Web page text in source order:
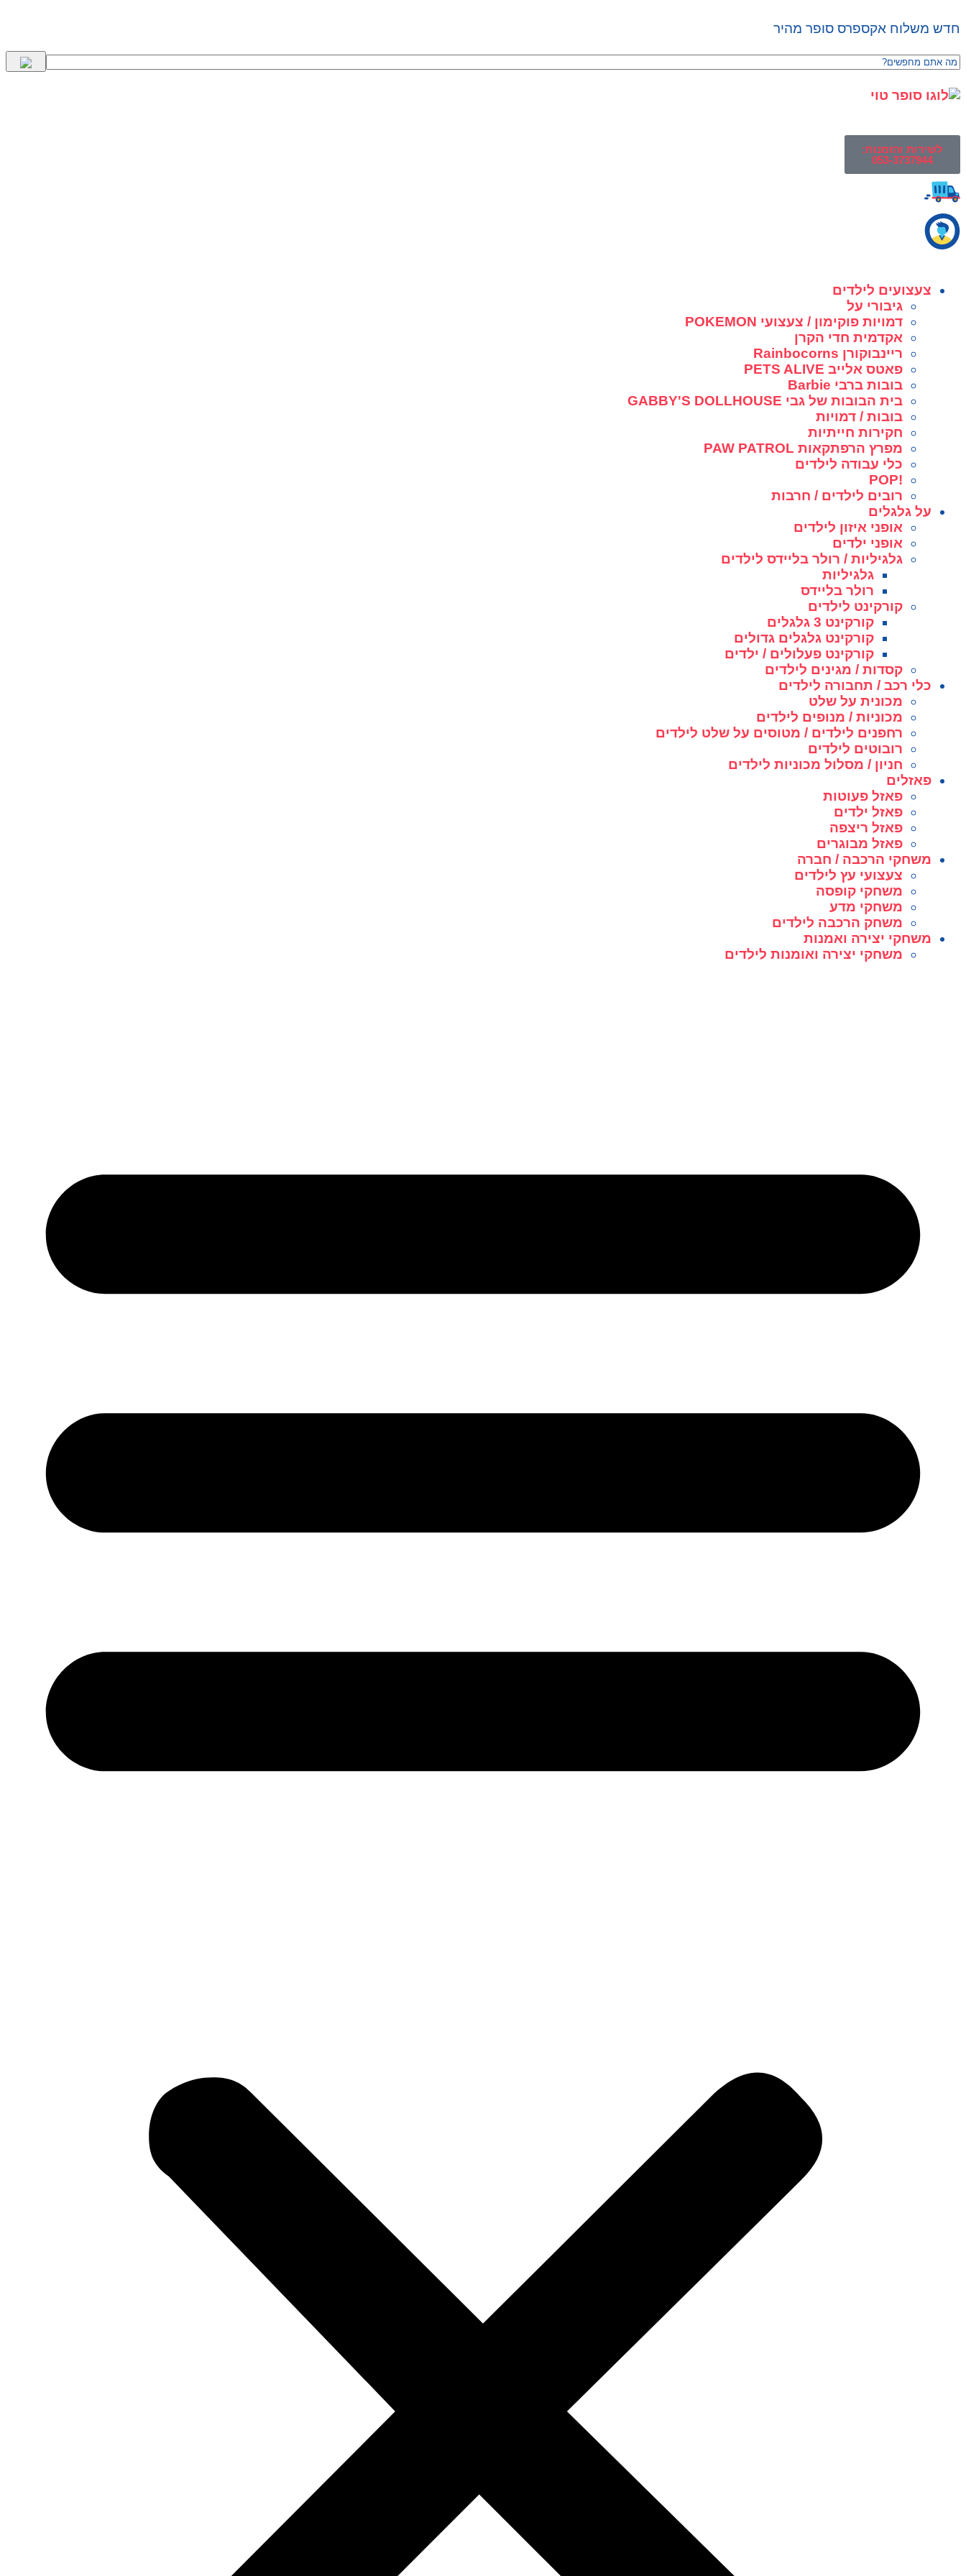
חדש משלוח אקספרס סופר מהיר
לשירות והזמנות:
053-3737944
צעצועים לילדים
גיבורי על
דמויות פוקימון / צעצועי POKEMON
אקדמית חדי הקרן
ריינבוקורן Rainbocorns
פאטס אלייב PETS ALIVE
בובות ברבי Barbie
בית הבובות של גבי GABBY'S DOLLHOUSE
בובות / דמויות
חקירות חייתיות
מפרץ הרפתקאות PAW PATROL
כלי עבודה לילדים
!POP
רובים לילדים / חרבות
על גלגלים
אופני איזון לילדים
אופני ילדים
גלגיליות / רולר בליידס לילדים
גלגיליות
רולר בליידס
קורקינט לילדים
קורקינט 3 גלגלים
קורקינט גלגלים גדולים
קורקינט פעלולים / ילדים
קסדות / מגינים לילדים
כלי רכב / תחבורה לילדים
מכונית על שלט
מכוניות / מנופים לילדים
רחפנים לילדים / מטוסים על שלט לילדים
רובוטים לילדים
חניון / מסלול מכוניות לילדים
פאזלים
פאזל פעוטות
פאזל ילדים
פאזל ריצפה
פאזל מבוגרים
משחקי הרכבה / חברה
צעצועי עץ לילדים
משחקי קופסה
משחקי מדע
משחק הרכבה לילדים
משחקי יצירה ואמנות
משחקי יצירה ואומנות לילדים